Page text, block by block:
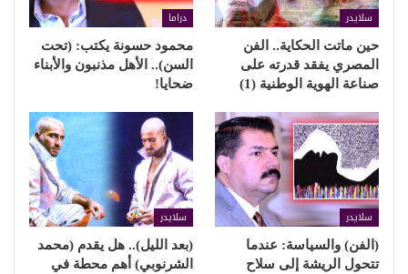
سلايدر
حين ماتت الحكاية.. الفن
المصري يفقد قدرته على
صناعة الهوية الوطنية (1)
دراما
محمود حسونة يكتب: (تحت
السن).. الأهل مذنبون والأبناء
ضحايا!
سلايدر
(الفن) والسياسة: عندما
تتحول الريشة إلى سلاح
سلايدر
(بعد الليل).. هل يقدم (محمد
الشرنوبي) أهم محطة في